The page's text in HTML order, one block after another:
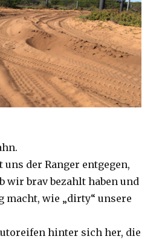
der Ranger entgegen,
wir brav bezahlt haben und
macht, wie „dirty“ unsere
hinter sich her, die